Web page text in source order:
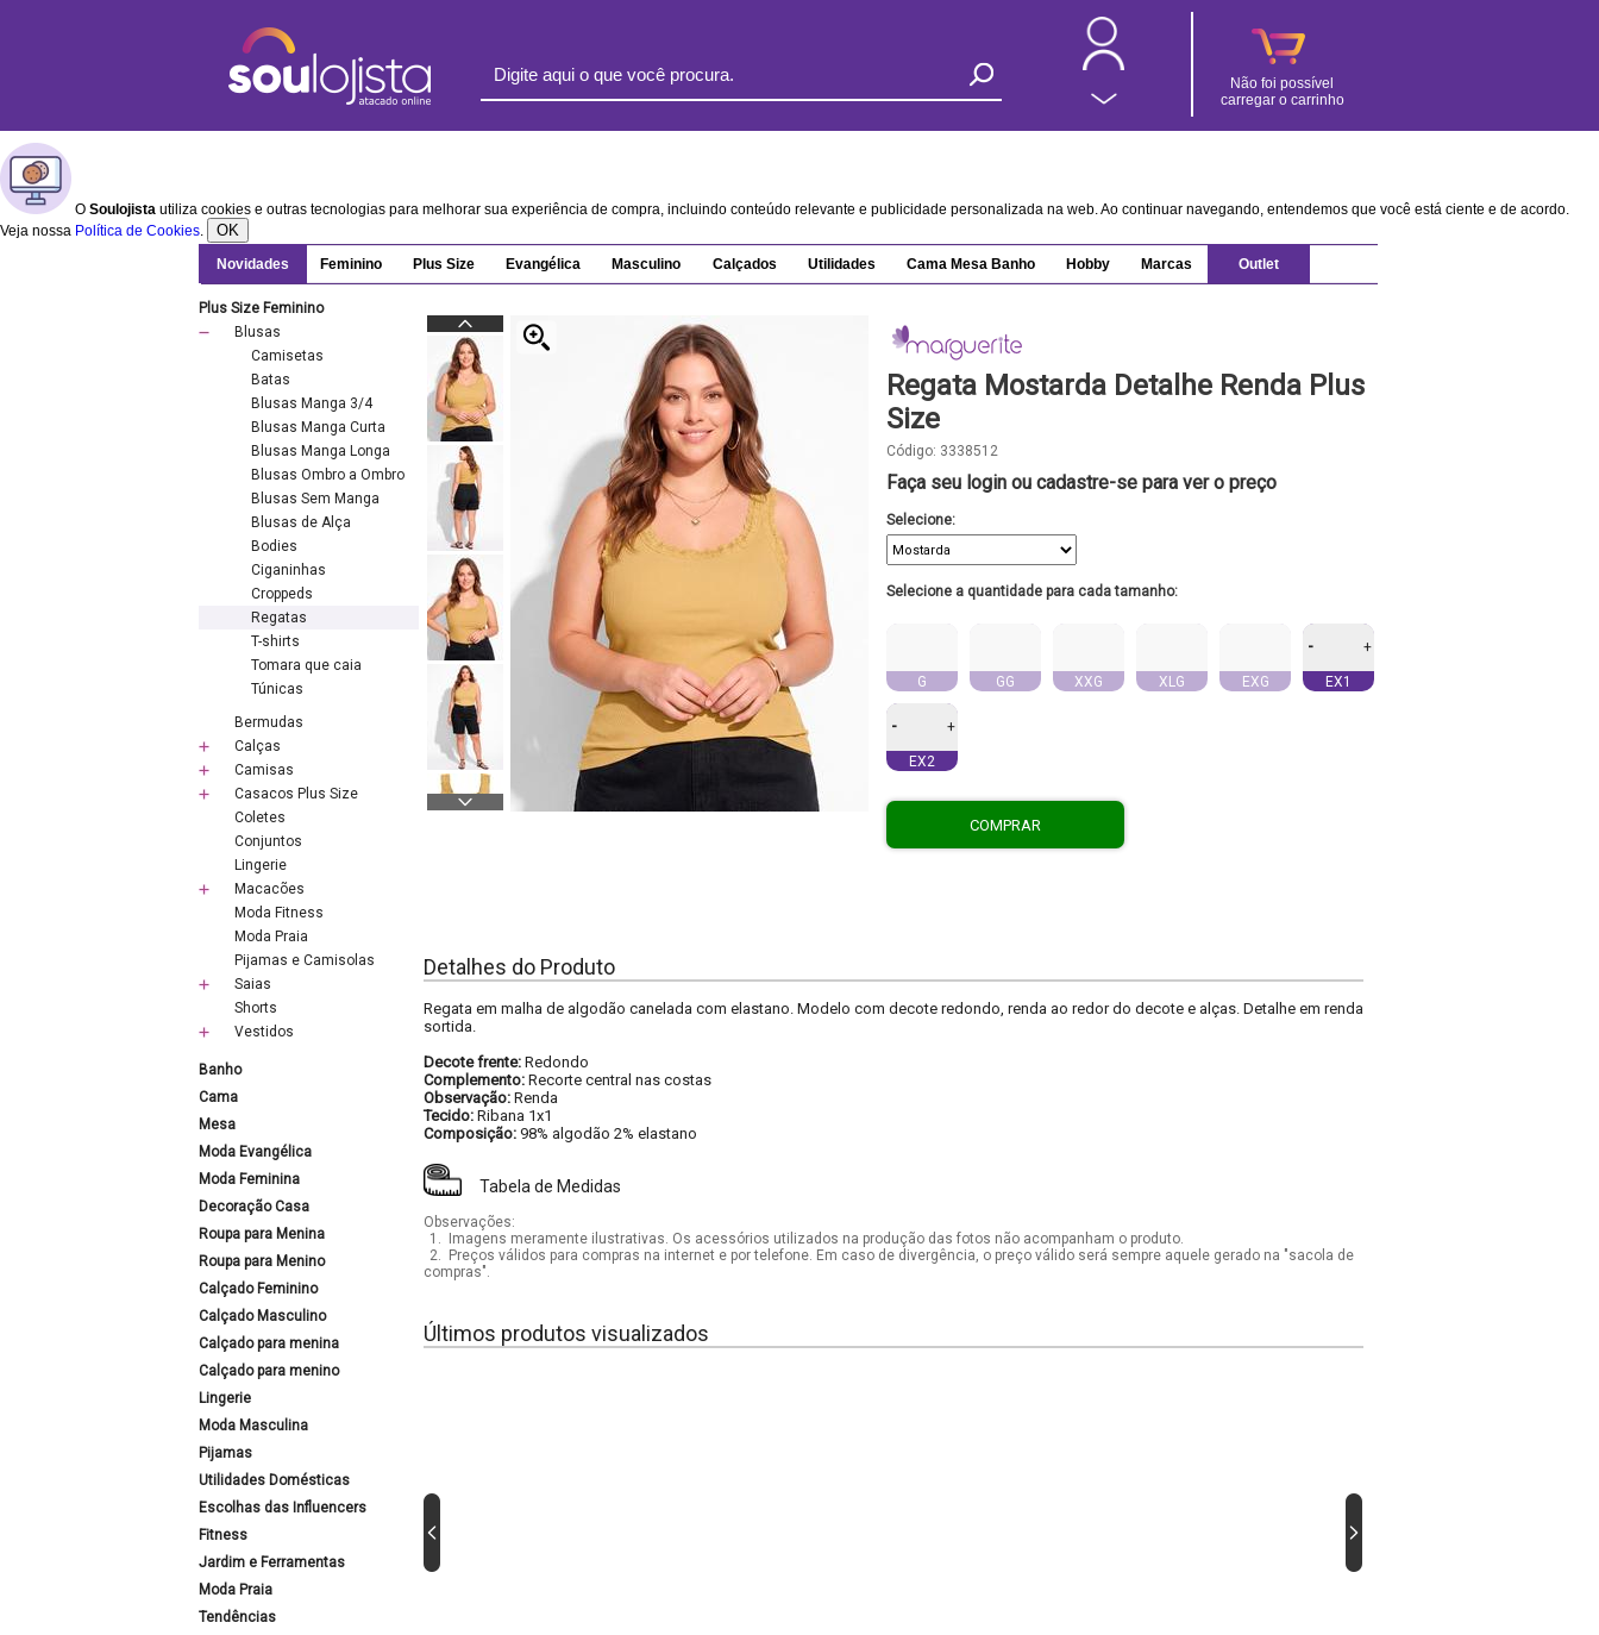
Não foi possível
carregar o carrinho
O Soulojista utiliza cookies e outras tecnologias para melhorar sua experiência de compra, incluindo conteúdo relevante e publicidade personalizada na web. Ao continuar navegando, entendemos que você está ciente e de acordo.
Veja nossa Política de Cookies. OK
Novidades Feminino Plus Size Evangélica Masculino Calçados Utilidades Cama Mesa Banho Hobby Marcas Outlet
Plus Size Feminino
Blusas
Camisetas
Batas
Blusas Manga 3/4
Blusas Manga Curta
Blusas Manga Longa
Blusas Ombro a Ombro
Blusas Sem Manga
Blusas de Alça
Bodies
Ciganinhas
Croppeds
Regatas
T-shirts
Tomara que caia
Túnicas
Bermudas
Calças
Camisas
Casacos Plus Size
Coletes
Conjuntos
Lingerie
Macacões
Moda Fitness
Moda Praia
Pijamas e Camisolas
Saias
Shorts
Vestidos
Banho
Cama
Mesa
Moda Evangélica
Moda Feminina
Decoração Casa
Roupa para Menina
Roupa para Menino
Calçado Feminino
Calçado Masculino
Calçado para menina
Calçado para menino
Lingerie
Moda Masculina
Pijamas
Utilidades Domésticas
Escolhas das Influencers
Fitness
Jardim e Ferramentas
Moda Praia
Tendências
Regata Mostarda Detalhe Renda Plus
Size
Código: 3338512
Faça seu login ou cadastre-se para ver o preço
Selecione:
Selecione a quantidade para cada tamanho:
G GG XXG XLG EXG
- +
EX1
- +
EX2
COMPRAR
Detalhes do Produto
Regata em malha de algodão canelada com elastano. Modelo com decote redondo, renda ao redor do decote e alças. Detalhe em renda
sortida.
Decote frente: Redondo
Complemento: Recorte central nas costas
Observação: Renda
Tecido: Ribana 1x1
Composição: 98% algodão 2% elastano
Tabela de Medidas
Observações:
1.
Imagens meramente ilustrativas. Os acessórios utilizados na produção das fotos não acompanham o produto.
2.
Preços válidos para compras na internet e por telefone. Em caso de divergência, o preço válido será sempre aquele gerado na "sacola de
compras".
Últimos produtos visualizados